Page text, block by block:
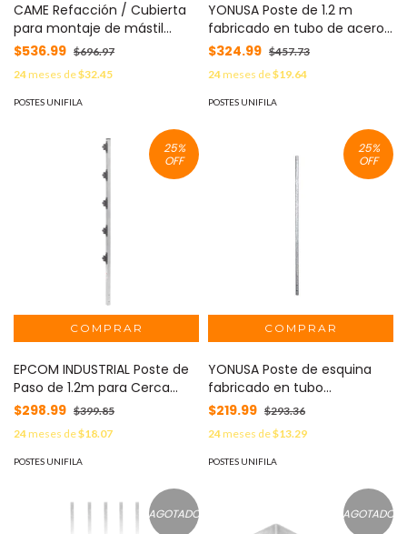
CAME Refacción / Cubierta
para montaje de mástil
compatible con barreras
GARD4 MOD: 119-RIG166
$536.99 $696.97
24meses de$32.45
POSTES UNIFILA
YONUSA Poste de 1.2 m
fabricado en tubo de acero
galvanizado con 5 aisladores
de paso MOD: FENCEPOST3
$324.99 $457.73
24meses de$19.64
POSTES UNIFILA
25%
OFF
EPCOM INDUSTRIAL Poste de
Paso de 1.2m para Cerca
Electrificada de PTR
Cuadrado de Aluminio de 1"
de lado con 5 Aisladores
Instalados. MOD: SYS-POST2
$298.99 $399.85
24meses de$18.07
POSTES UNIFILA
25%
OFF
YONUSA Poste de esquina
fabricado en tubo
galvanizado con 5
perforaciones para
aisladores. MOD: FENCEPOST
$219.99 $293.36
24meses de$13.29
POSTES UNIFILA
AGOTADO AGOTADO